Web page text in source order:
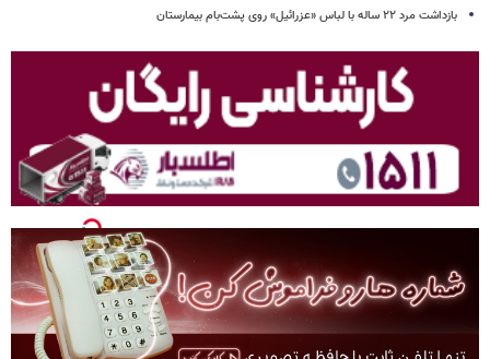
بازداشت مرد ۲۲ ساله با لباس «عزرائیل» روی پشت‌بام بیمارستان